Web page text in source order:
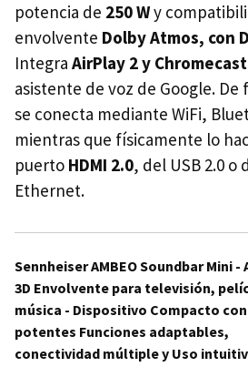
potencia de 250 Wy
envolvente Dolby Atmos, con
Integra AirPlay 2 y Chromecast
asistente de voz de Google.
se conecta mediante WiFi,
mientras que físicamente lo
puerto HDMI 2.0, del USB 2.0 o
Ethernet.
Sennheiser AMBEO Soundbar Mini -
3D Envolvente para televisión,
música - Dispositivo Compacto con
potentes Funciones adaptables,
conectividad múltiple y Uso